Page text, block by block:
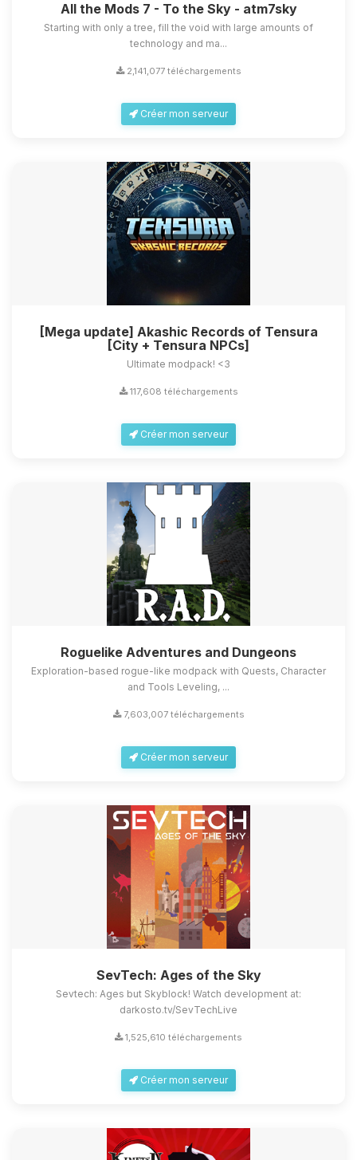
All the Mods 7 - To the Sky - atm7sky
Starting with only a tree, fill the void with large amounts of
technology and ma...
2,141,077 téléchargements
Créer mon serveur
[Mega update] Akashic Records of Tensura
[City + Tensura NPCs]
Ultimate modpack! <3
117,608 téléchargements
Créer mon serveur
Roguelike Adventures and Dungeons
Exploration-based rogue-like modpack with Quests, Character
and Tools Leveling, ...
7,603,007 téléchargements
Créer mon serveur
SevTech: Ages of the Sky
Sevtech: Ages but Skyblock! Watch development at:
darkosto.tv/SevTechLive
1,525,610 téléchargements
Créer mon serveur